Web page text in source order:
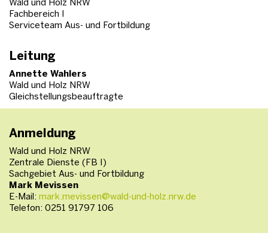
Wald und Holz NRW
Fachbereich I
Serviceteam Aus- und Fortbildung
Leitung
Annette Wahlers
Wald und Holz NRW
Gleichstellungsbeauftragte
Anmeldung
Wald und Holz NRW
Zentrale Dienste (FB I)
Sachgebiet Aus- und Fortbildung
Mark Mevissen
E-Mail: mark.mevissen@wald-und-holz.nrw.de
Telefon: 0251 91797 106